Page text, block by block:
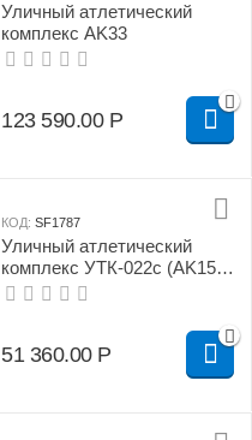
Уличный атлетический
комплекс AK33
123 590.00 Р
КОД: SF1787
Уличный атлетический
комплекс УТК-022c (AK15)
100х100 мм (турник,
51 360.00 Р